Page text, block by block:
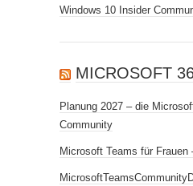
Windows 10 Insider
MICROSOFT
Planung 2027 – die
Community
Microsoft Teams für Frauen